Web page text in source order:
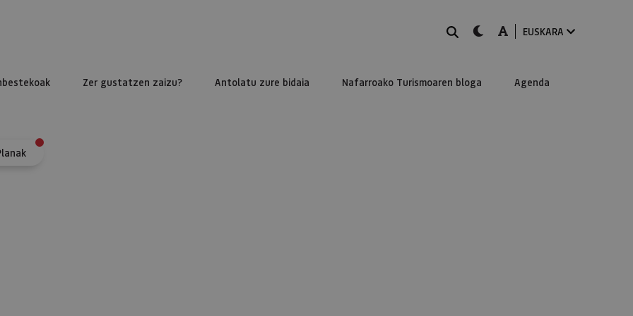
BILATUdark-mode
A-modeEUSKARA
Zer gustatzen zaizu? Antolatu zure bidaia Nafarroako Turismoaren bloga Agenda